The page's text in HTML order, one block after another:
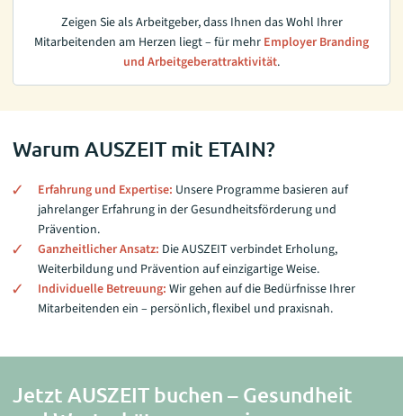
Zeigen Sie als Arbeitgeber, dass Ihnen das Wohl Ihrer
Mitarbeitenden am Herzen liegt – für mehr Employer Branding
und Arbeitgeberattraktivität.
Warum AUSZEIT mit ETAIN?
Erfahrung und Expertise: Unsere Programme basieren auf
jahrelanger Erfahrung in der Gesundheitsförderung und
Prävention.
Ganzheitlicher Ansatz: Die AUSZEIT verbindet Erholung,
Weiterbildung und Prävention auf einzigartige Weise.
Individuelle Betreuung: Wir gehen auf die Bedürfnisse Ihrer
Mitarbeitenden ein – persönlich, flexibel und praxisnah.
Jetzt AUSZEIT buchen – Gesundheit